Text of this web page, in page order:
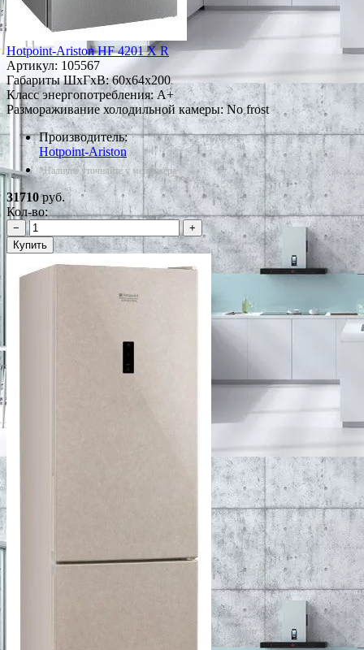
Hotpoint-Ariston HF 4201 X R
Артикул: 105567
Габариты ШxГxВ: 60x64x200
Класс энергопотребления: A+
Размораживание холодильной камеры: No frost
Производитель:
Hotpoint-Ariston
*Наличие уточняйте у менеджера
31710руб.
Кол-во:
−
+
Купить